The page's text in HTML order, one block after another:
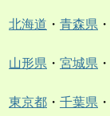
北海道 ・ 青森県 ・
山形県 ・ 宮城県 ・
東京都 ・ 千葉県 ・